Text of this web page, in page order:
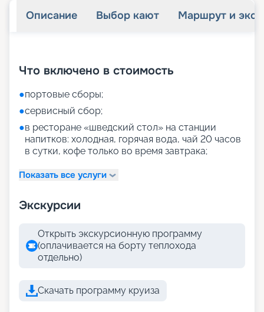
Описание Выбор кают Маршрут и
Что включено в стоимость
●портовые сборы;
●сервисный сбор;
●в ресторане «шведский стол» на станции
напитков: холодная, горячая вода, чай 20 часов
в сутки, кофе только во время завтрака;
Показать все услуги
Экскурсии
Открыть экскурсионную программу
(оплачивается на борту теплохода
отдельно)
Скачать программу круиза